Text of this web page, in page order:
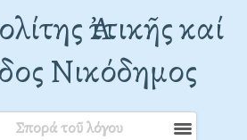
Ἀττικῆς καί
Νικόδημος
Σπορά τοῦ λόγου